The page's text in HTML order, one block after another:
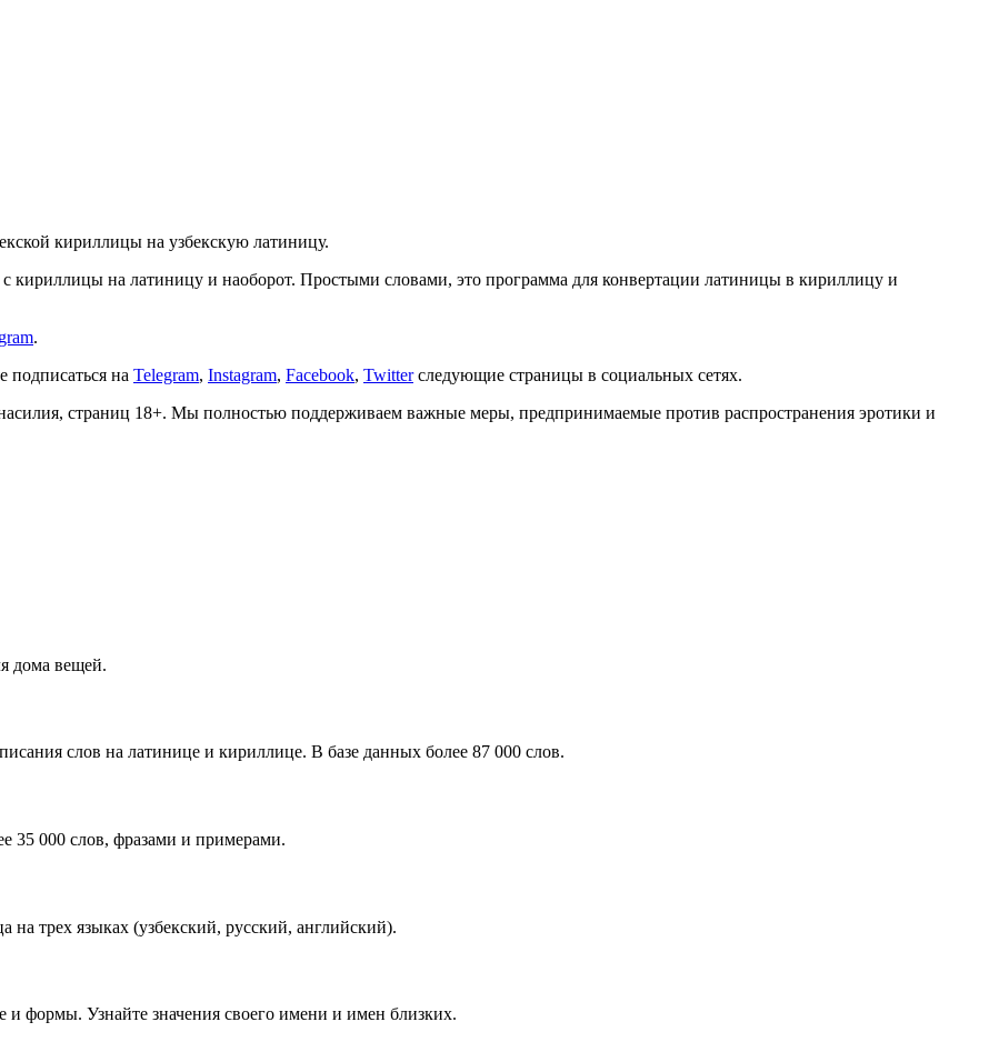
кириллицы на узбекскую латиницу.
с кириллицы на латиницу и наоборот. Простыми словами, это программа для конвертации латиницы в кириллицу и
.
подписаться на Telegram, Instagram, Facebook, Twitter следующие страницы в социальных сетях.
страниц 18+. Мы полностью поддерживаем важные меры, предпринимаемые против распространения эротики и
дома вещей.
слов на латинице и кириллице. В базе данных более 87 000 слов.
35 000 слов, фразами и примерами.
трех языках (узбекский, русский, английский).
формы. Узнайте значения своего имени и имен близких.